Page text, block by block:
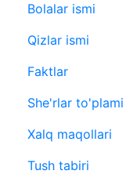
Bolalar ismi
Qizlar ismi
Faktlar
She'rlar to'plami
Xalq maqollari
Tush tabiri